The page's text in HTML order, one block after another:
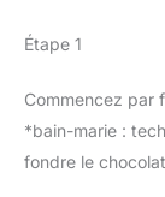
Étape 1
Commencez par
*bain-marie :
fondre le